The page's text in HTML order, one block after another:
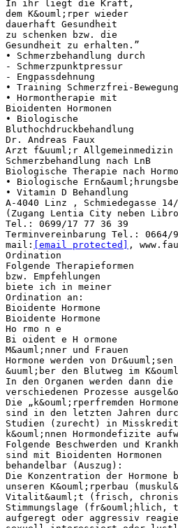
In ihr liegt die Kraft,
dem K&ouml;rper wieder
dauerhaft Gesundheit
zu schenken bzw. die
Gesundheit zu erhalten.”
• Schmerzbehandlung durch
- Schmerzpunktpressur
- Engpassdehnung
• Training Schmerzfrei-Bewegung
• Hormontherapie mit
Bioidenten Hormonen
• Biologische
Bluthochdruckbehandlung
Dr. Andreas Faux
Arzt f&uuml;r Allgemeinmedizin
Schmerzbehandlung nach LnB
Biologische Therapie nach
• Biologische
• Vitamin D Behandlung
A-4040 Linz , Schmiedegasse
(Zugang Lentia City neben
Tel.: 0699/17 77 36 39
Terminvereinbarung Tel.: 0664/
mail:
[email protected]
,
Ordination
Folgende Therapieformen
bzw. Empfehlungen
biete ich in meiner
Ordination an:
Bioidente Hormone
Bioidente Hormone
Ho rmo n e
Bi oident e H ormone
M&auml;nner und Frauen
Hormone werden von
&uuml;ber den Blutweg im
In den Organen werden dann die
verschiedenen Prozesse
Die „k&ouml;rperfremden
sind in den letzten Jahren
Studien (zurecht) in
k&ouml;nnen Hormondefizite
Folgende Beschwerden und
sind mit Bioidenten Hormonen
behandelbar (Auszug):
Die Konzentration der Hormone
unseren K&ouml;rperbau
Vitalit&auml;t (frisch,
Stimmungslage
aufgeregt oder aggressiv